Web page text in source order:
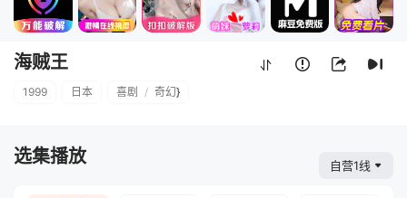
海贼王
1999 日本 喜剧 / 奇幻}
选集播放 自营1线